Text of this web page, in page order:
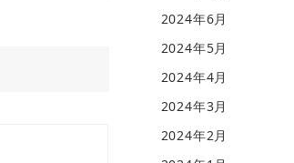
2024年6月
2024年5月
2024年4月
2024年3月
2024年2月